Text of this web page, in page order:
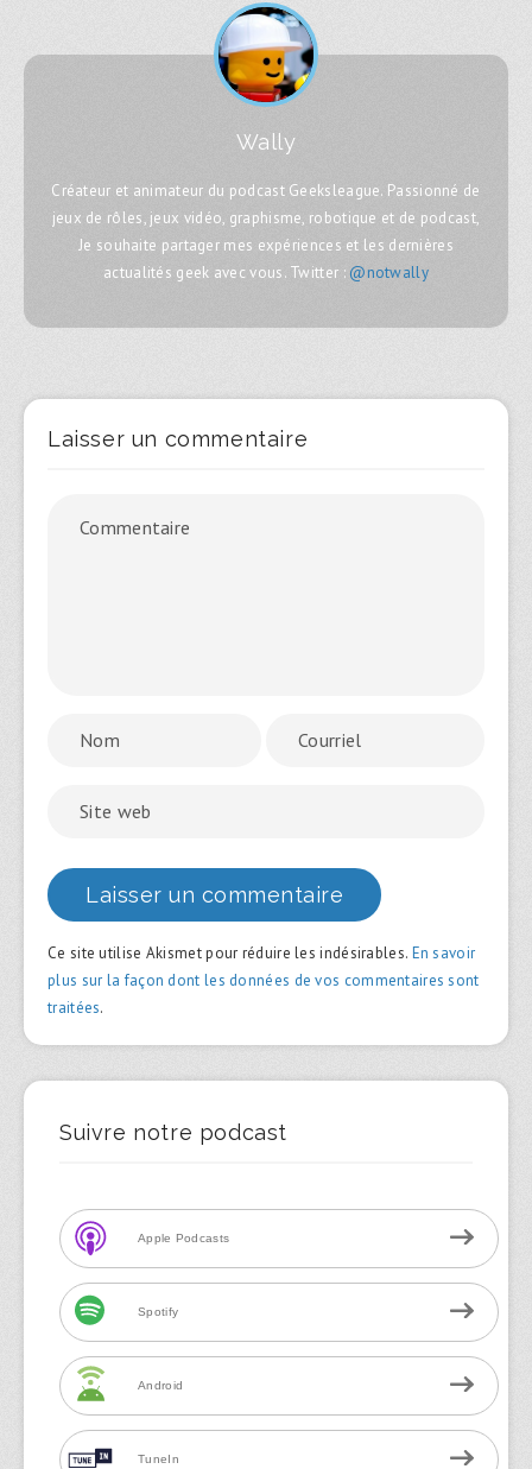
Wally
Créateur et animateur du podcast Geeksleague. Passionné de
jeux de rôles, jeux vidéo, graphisme, robotique et de podcast,
Je souhaite partager mes expériences et les dernières
actualités geek avec vous. Twitter : @notwally
Laisser un commentaire
Ce site utilise Akismet pour réduire les indésirables. En savoir
plus sur la façon dont les données de vos commentaires sont
traitées.
Suivre notre podcast
Apple Podcasts
Spotify
Android
TuneIn